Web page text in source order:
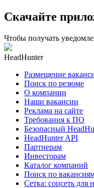
Скачайте
Чтобы получать
HeadHunter
Размещение
Поиск по резюме
О компании
Наши вакансии
Реклама на сайте
Требования к ПО
Безопасный
HeadHunter API
Партнерам
Инвесторам
Каталог компаний
Поиск по
Сетка: соцсеть для